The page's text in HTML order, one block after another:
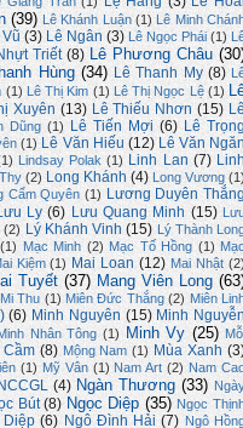
(39) Lê Khánh Luận (1) Lê Minh
(3) Lê Ngân (3) Lê Ngọc Phái (1)
Triết (8) Lê Phương Châu
Hùng (34) Lê Thanh My (8)
(1) Lê Thị Kim (1) Lê Thị Ngọc Lệ (1)
Xuyên (13) Lê Thiếu Nhơn (15)
Dũng (1) Lê Tiến Mợi (6) Lê
(1) Lê Văn Hiếu (12) Lê Văn
Lindsay Polak (1) Linh Lan (7)
(2) Long Khánh (4) Long Vương
Cẩm Quyên (1) Lương Duyên
Ly (6) Lưu Quang Minh (15)
(2) Lý Khánh Vinh (15) Lý Thành
(1) Mạc Minh (2) Mạc Tố Hồng (1)
Kiệm (1) Mai Loan (12) Mai Nhật
Tuyết (37) Mang Viên Long
Mi Thu (1) Miên Đức Thắng (2) Miên
(6) Minh Nguyên (15) Minh
Nhân Tông (1) Minh Vy (25)
Cầm (8) Mộng Nam (1) Mùa Xanh
(1) Mỹ Vân (1) Nam Art (2) Nam
NCCGL (4) Ngàn Thương (33)
Bút (8) Ngọc Diệp (35) Ngọc
Diệp (6) Ngô Đình Hải (7) Ngô